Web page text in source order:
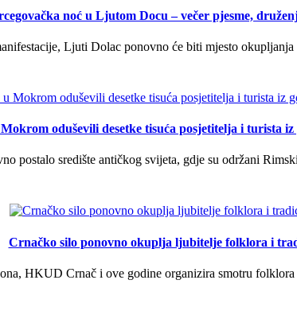
noć u Ljutom Docu – večer pjesme,
Ljuti Dolac ponovno će biti mjesto
oduševili desetke tisuća posjetitelja i turista iz
postalo središte antičkog svijeta, gdje su održani
Crnačko silo ponovno okuplja ljubitelje folklora i
HKUD Crnač i ove godine organizira smotru